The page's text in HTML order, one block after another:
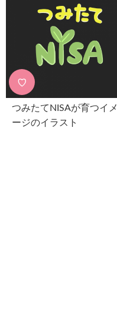
♡
つみたてNISAが育つイメ
ージのイラスト